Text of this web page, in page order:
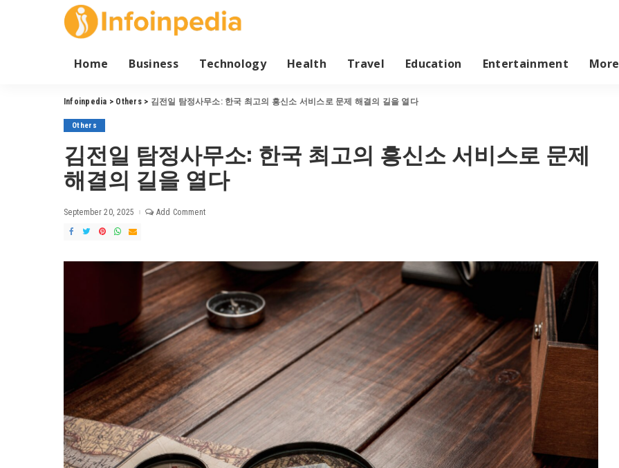
Home Business Technology Health Travel Education Entertainment More
Infoinpedia > Others> 김전일 탐정사무소: 한국 최고의 흥신소 서비스로 문제 해결의 길을 열다
Others
김전일 탐정사무소: 한국 최고의 흥신소 서비스로 문제
해결의 길을 열다
September 20, 2025 Add Comment